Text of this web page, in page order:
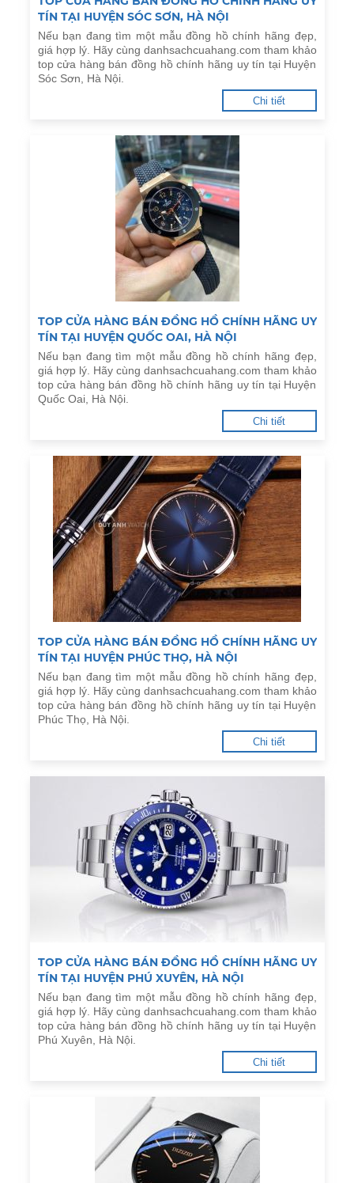
TÍN TẠI HUYỆN SÓC SƠN, HÀ NỘI
Nếu bạn đang tìm một mẫu đồng hồ chính hãng đẹp,
giá hợp lý. Hãy cùng danhsachcuahang.com tham khảo
top cửa hàng bán đồng hồ chính hãng uy tín tại Huyện
Sóc Sơn, Hà Nội.
Chi tiết
TOP CỬA HÀNG BÁN ĐỒNG HỒ CHÍNH HÃNG UY
TÍN TẠI HUYỆN QUỐC OAI, HÀ NỘI
Nếu bạn đang tìm một mẫu đồng hồ chính hãng đẹp,
giá hợp lý. Hãy cùng danhsachcuahang.com tham khảo
top cửa hàng bán đồng hồ chính hãng uy tín tại Huyện
Quốc Oai, Hà Nội.
Chi tiết
TOP CỬA HÀNG BÁN ĐỒNG HỒ CHÍNH HÃNG UY
TÍN TẠI HUYỆN PHÚC THỌ, HÀ NỘI
Nếu bạn đang tìm một mẫu đồng hồ chính hãng đẹp,
giá hợp lý. Hãy cùng danhsachcuahang.com tham khảo
top cửa hàng bán đồng hồ chính hãng uy tín tại Huyện
Phúc Thọ, Hà Nội.
Chi tiết
TOP CỬA HÀNG BÁN ĐỒNG HỒ CHÍNH HÃNG UY
TÍN TẠI HUYỆN PHÚ XUYÊN, HÀ NỘI
Nếu bạn đang tìm một mẫu đồng hồ chính hãng đẹp,
giá hợp lý. Hãy cùng danhsachcuahang.com tham khảo
top cửa hàng bán đồng hồ chính hãng uy tín tại Huyện
Phú Xuyên, Hà Nội.
Chi tiết